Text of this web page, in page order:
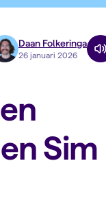
Daan Folkeringa
26 januari 2026
Sim